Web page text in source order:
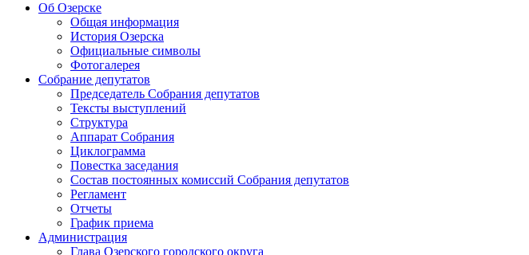
Об Озерске
Общая информация
История Озерска
Официальные символы
Фотогалерея
Собрание депутатов
Председатель Собрания депутатов
Тексты выступлений
Структура
Аппарат Собрания
Циклограмма
Повестка заседания
Состав постоянных комиссий Собрания депутатов
Регламент
Отчеты
График приема
Администрация
Глава Озерского городского округа